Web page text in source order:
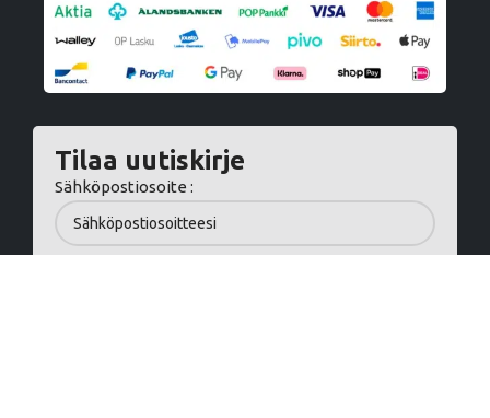
Tilaa uutiskirje
Sähköpostiosoite :